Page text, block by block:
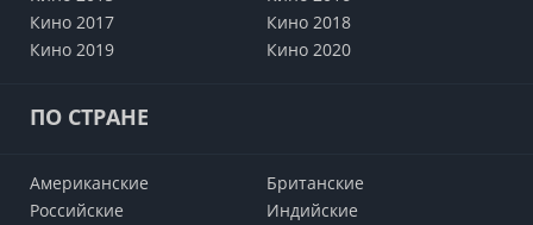
Кино 2017
Кино 2018
Кино 2019
Кино 2020
ПО СТРАНЕ
Американские
Британские
Российские
Индийские